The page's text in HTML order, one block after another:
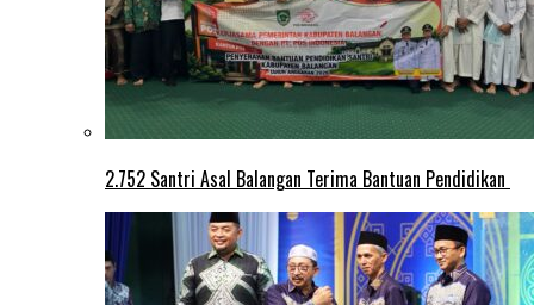
2.752 Santri Asal Balangan Terima Bantuan Pendidikan